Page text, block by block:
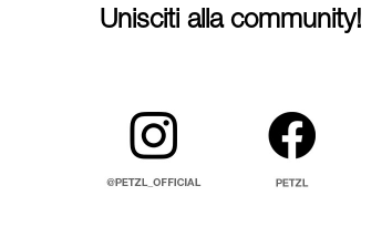
Unisciti alla community!